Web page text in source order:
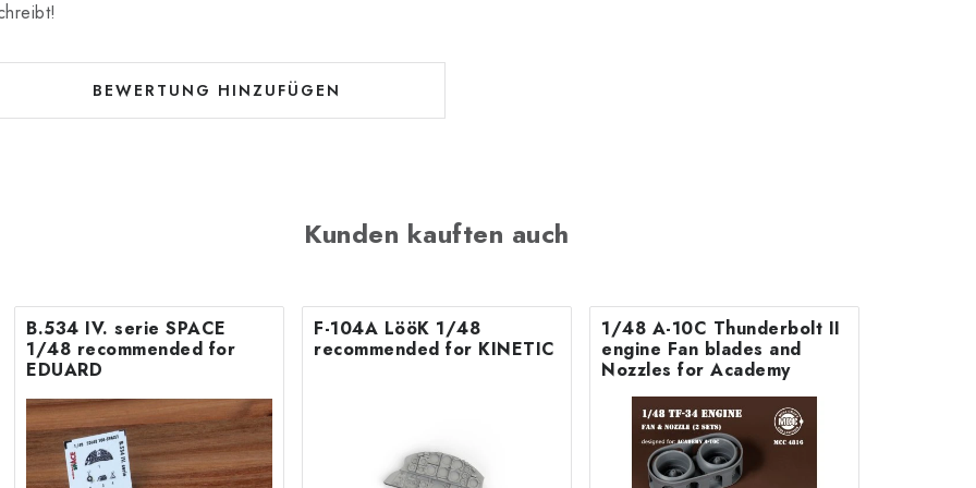
BEWERTUNG HINZUFÜGEN
Kunden kauften auch
B.534 IV. serie SPACE
1/48 recommended for
EDUARD
F-104A LööK 1/48
recommended for KINETIC
1/48 A-10C Thunderbolt II
engine Fan blades and
Nozzles for Academy